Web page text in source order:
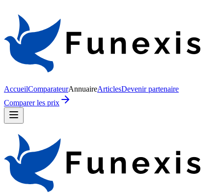
AccueilComparateurAnnuaireArticlesDevenir partenaire
Comparer les prix